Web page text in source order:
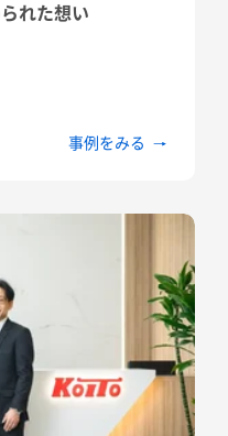
れた想い
事例をみる